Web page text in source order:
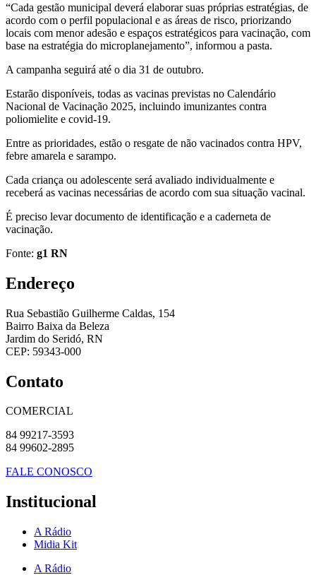
“Cada gestão municipal deverá elaborar suas próprias estratégias, de
acordo com o perfil populacional e as áreas de risco, priorizando
locais com menor adesão e espaços estratégicos para vacinação, com
base na estratégia do microplanejamento”, informou a pasta.
A campanha seguirá até o dia 31 de outubro.
Estarão disponíveis, todas as vacinas previstas no Calendário
Nacional de Vacinação 2025, incluindo imunizantes contra
poliomielite e covid-19.
Entre as prioridades, estão o resgate de não vacinados contra HPV,
febre amarela e sarampo.
Cada criança ou adolescente será avaliado individualmente e
receberá as vacinas necessárias de acordo com sua situação vacinal.
É preciso levar documento de identificação e a caderneta de
vacinação.
Fonte: g1 RN
Endereço
Rua Sebastião Guilherme Caldas, 154
Bairro Baixa da Beleza
Jardim do Seridó, RN
CEP: 59343-000
Contato
COMERCIAL
84 99217-3593
84 99602-2895
FALE CONOSCO
Institucional
A Rádio
Midia Kit
A Rádio